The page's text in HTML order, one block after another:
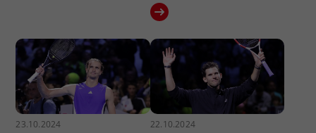
23.10.2024 22.10.2024